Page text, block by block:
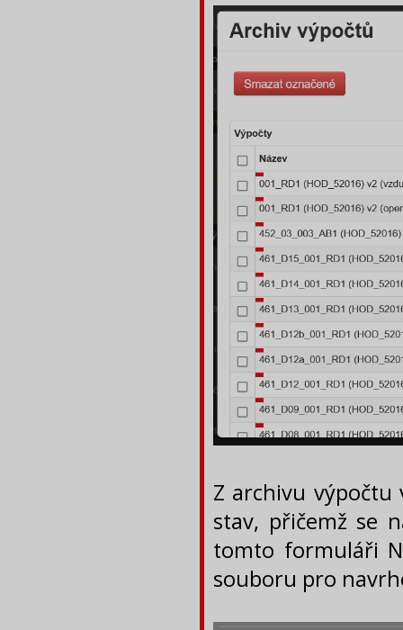
Z archivu
stav, přičemž se
tomto formuláři
souboru pro